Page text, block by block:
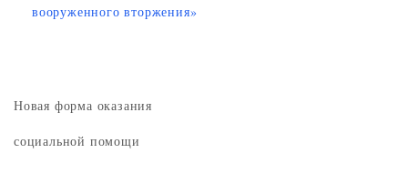
вооруженного вторжения»
Новая форма оказания
социальной помощи